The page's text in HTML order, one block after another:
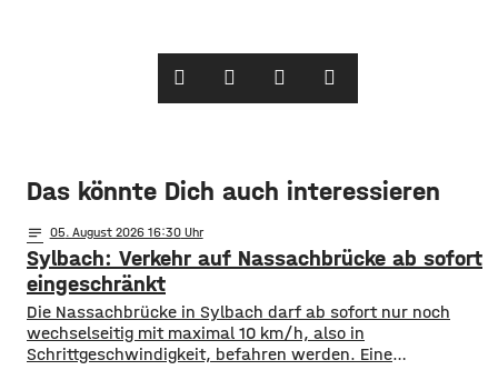
Das könnte Dich auch interessieren
notes 05. August 2026 16:30
Sylbach: Verkehr auf Nassachbrücke ab sofort
eingeschränkt
Die Nassachbrücke in Sylbach darf ab sofort nur noch
wechselseitig mit maximal 10 km/h, also in
Schrittgeschwindigkeit, befahren werden. Eine